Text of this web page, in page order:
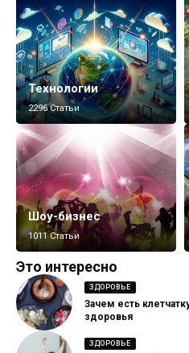
Технологии
2296 Статьи
Шоу-бизнес
1011 Статьи
Это интересно
ЗДОРОВЬЕ
Зачем есть
здоровья
ЗДОРОВЬЕ